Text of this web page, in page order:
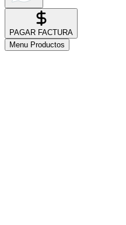
PAGAR FACTURA
Menu Productos